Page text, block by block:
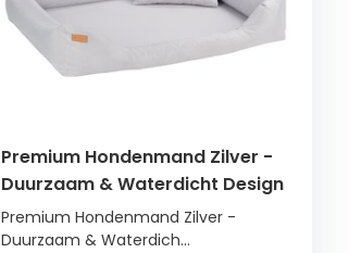
Premium Hondenmand Zilver -
Duurzaam & Waterdicht Design
Premium Hondenmand Zilver -
Duurzaam & Waterdich...